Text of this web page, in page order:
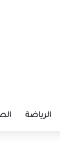
الرياضة